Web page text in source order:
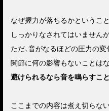
なぜ握力が落ちるかというこ
しっかりなされてはいませんが
ただ、音がなるほどの圧力の変
関節に何の影響もないことは
避けられるなら音を鳴らすこ
ここまでの内容は煮え切らな